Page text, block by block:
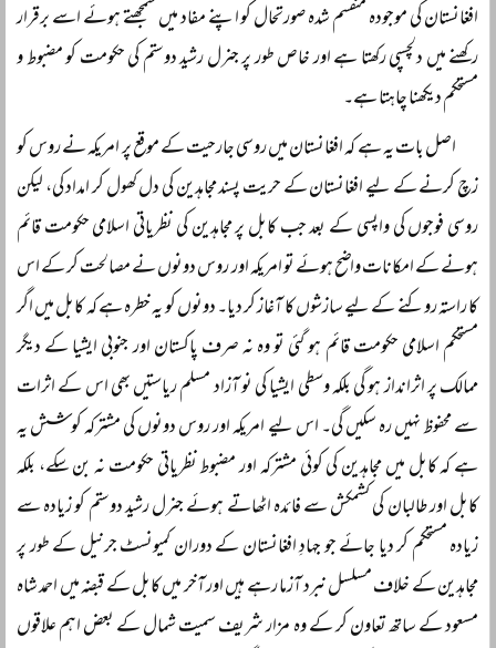
افغانستان کی موجودہ منقسم شدہ صورتحال کو اپنے مفاد میں سمجھتے ہوئے اسے برقرار
رکھنے میں دلچسپی رکھتا ہے اور خاص طور پر جنرل رشید دوستم کی حکومت کو مضبوط و
مستحکم دیکھنا چاہتا ہے۔
اصل بات یہ ہے کہ افغانستان میں روسی جارحیت کے موقع پر امریکہ نے روس کو
زچ کرنے کے لیے افغانستان کے حریت پسند مجاہدین کی دل کھول کر امداد کی، لیکن
روسی فوجوں کی واپسی کے بعد جب کابل پر مجاہدین کی نظریاتی اسلامی حکومت قائم
ہونے کے امکانات واضح ہوئے تو امریکہ اور روس دونوں نے مصالحت کر کے اس
کا راستہ روکنے کے لیے سازشوں کا آغاز کر دیا۔ دونوں کو یہ خطرہ ہے کہ کابل میں اگر
مستحکم اسلامی حکومت قائم ہو گئی تو وہ نہ صرف پاکستان اور جنوبی ایشیا کے دیگر
ممالک پر اثرانداز ہو گی بلکہ وسطی ایشیا کی نو آزاد مسلم ریاستیں بھی اس کے اثرات
سے محفوظ نہیں رہ سکیں گی۔ اس لیے امریکہ اور روس دونوں کی مشترکہ کوشش یہ
ہے کہ کابل میں مجاہدین کی کوئی مشترکہ اور مضبوط نظریاتی حکومت نہ بن سکے، بلکہ
کابل اور طالبان کی کشمکش سے فائدہ اٹھاتے ہوئے جنرل رشید دوستم کو زیادہ سے
زیادہ مستحکم کر دیا جائے جو جہادِ افغانستان کے دوران کمیونسٹ جرنیل کے طور پر
مجاہدین کے خلاف مسلسل نبرد آزما رہے ہیں اور آخر میں کابل کے قبضہ میں احمد شاہ
مسعود کے ساتھ تعاون کر کے وہ مزار شریف سمیت شمال کے بعض اہم علاقوں